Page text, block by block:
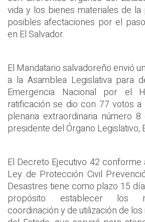
vida y los bienes materiales de
posibles afectaciones por el
en El Salvador.
El Mandatario salvadoreño envió
a la Asamblea Legislativa para
Emergencia Nacional por el
ratificación se dio con 77 votos
plenaria extraordinaria número
presidente del Órgano Legislativo,
El Decreto Ejecutivo 42
Ley de Protección Civil
Desastres tiene como plazo 15
propósito establecer los
coordinación y de utilización de